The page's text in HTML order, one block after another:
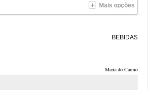
Mais opções
BEBIDAS
Maria do Carmo